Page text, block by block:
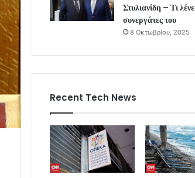
Στυλιανίδη – Τι λένε
συνεργάτες του
8 Οκτωβρίου, 2025
Recent Tech News